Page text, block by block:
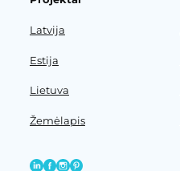
Latvija
Estija
Lietuva
Žemėlapis